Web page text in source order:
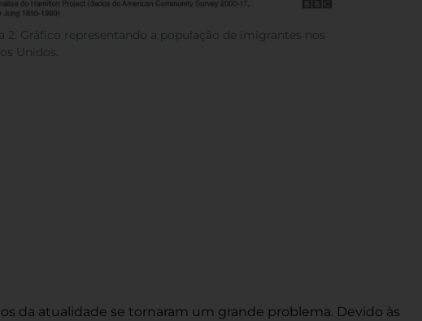
2: Gráfico representando a população de imigrantes nos
Unidos.
da atualidade se tornaram um grande problema. Devido às